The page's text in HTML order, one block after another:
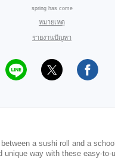
spring has come
หมายเหตุ
รายงานปัญหา
a sushi roll and a
unique way with these easy-to-